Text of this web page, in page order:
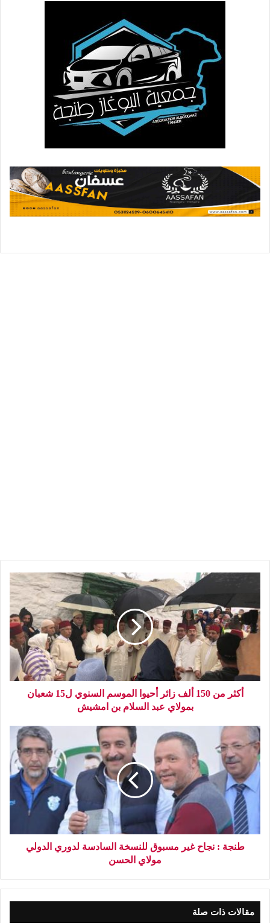
أكثر من 150 ألف زائر أحيوا الموسم السنوي ل15 شعبان
بمولاي عبد السلام بن امشيش
طنجة : نجاح غير مسبوق للنسخة السادسة لدوري الدولي
مولاي الحسن
مقالات ذات صلة